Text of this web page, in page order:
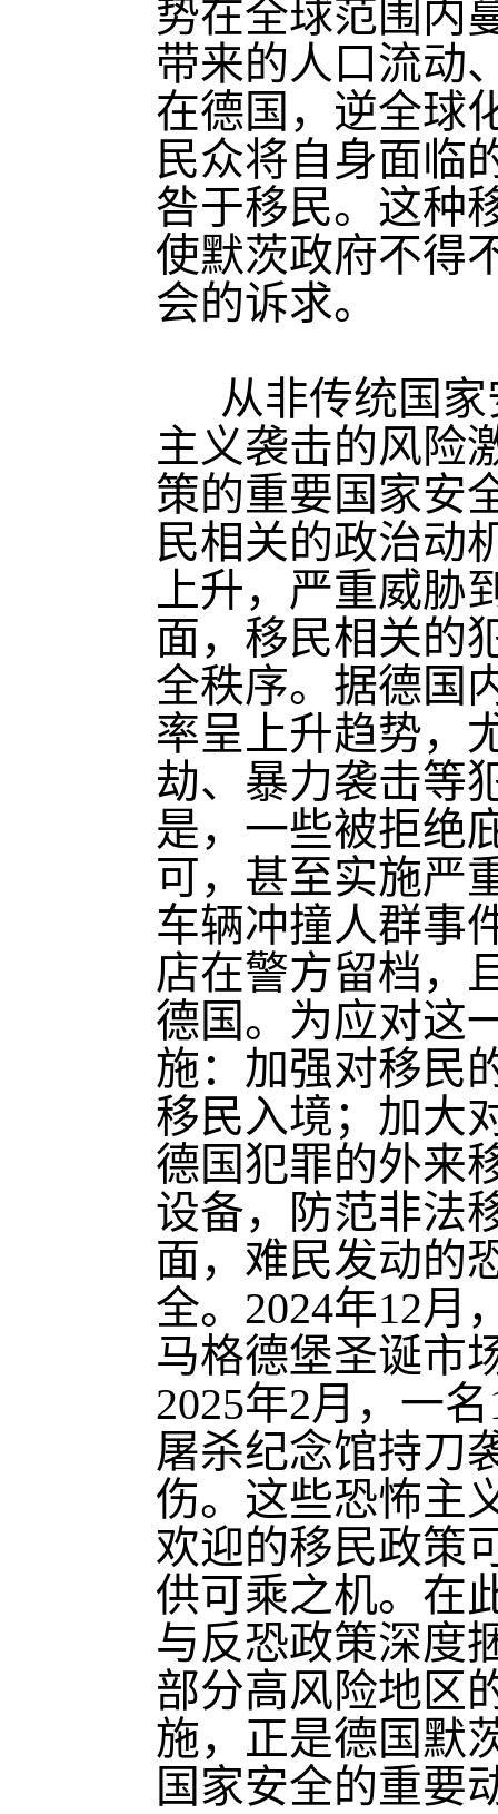
势在全球范围内
带来的人口流动
在德国，逆全球
民众将自身面临
咎于移民。这种
使默茨政府不得
会的诉求。
从非传统国家
主义袭击的风险
策的重要国家安
民相关的政治动
上升，严重威胁
面，移民相关的
全秩序。据德国
率呈上升趋势，
劫、暴力袭击等
是，一些被拒绝
可，甚至实施严
车辆冲撞人群事
店在警方留档，
德国。为应对这
施：加强对移民
移民入境；加大
德国犯罪的外来
设备，防范非法
面，难民发动的
全。2024年12月
马格德堡圣诞市
2025年2月，一
屠杀纪念馆持刀
伤。这些恐怖主
欢迎的移民政策
供可乘之机。在
与反恐政策深度
部分高风险地区
施，正是德国默
国家安全的重要